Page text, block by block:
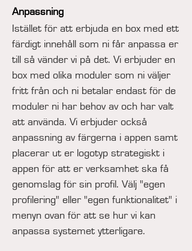
Anpassning
stället för att erbjuda en box med ett
färdigt innehåll som ni får anpassa er
till så vänder vi på det. Vi erbjuder en
box med olika moduler som ni väljer
fritt från och ni betalar endast för de
moduler ni har behov av och har valt
att använda. Vi erbjuder också
anpassning av färgerna i appen samt
placerar ut er logotyp strategiskt i
appen för att er verksamhet ska få
genomslag för sin profil. Välj "egen
profilering" eller "egen funktionalitet" i
menyn ovan för att se hur vi kan
anpassa systemet ytterligare.